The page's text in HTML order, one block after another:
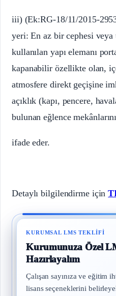
iii) (Ek:RG-18/11/2015-
yeri: En az bir cephesi veya
kullanılan yapı elemanı
kapanabilir özellikte olan,
atmosfere direkt geçişine
açıklık (kapı, pencere,
bulunan eğlence
ifade eder.
Detaylı bilgilendirme için
KURUMSAL LMS TEKLIFI
Kurumunuza Özel
Hazırlayalım
Çalışan sayınıza ve eğitim
lisans seçeneklerini